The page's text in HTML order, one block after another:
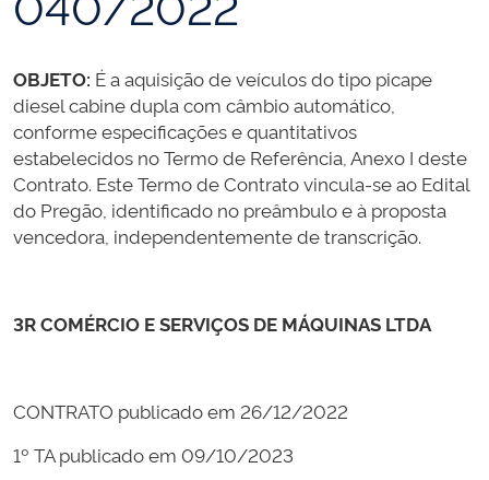
OBJETO: É a aquisição de veículos do tipo picape
diesel cabine dupla com câmbio automático,
conforme especificações e quantitativos
estabelecidos no Termo de Referência, Anexo I deste
Contrato. Este Termo de Contrato vincula-se ao Edital
do Pregão, identificado no preâmbulo e à proposta
vencedora, independentemente de transcrição.
3R COMÉRCIO E SERVIÇOS DE MÁQUINAS LTDA
CONTRATO publicado em 26/12/2022
1º TA publicado em 09/10/2023